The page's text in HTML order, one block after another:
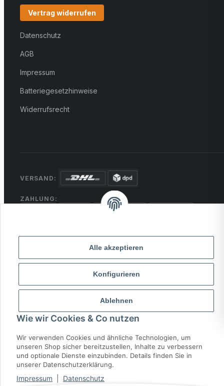
Alle akzeptieren
Konfigurieren
Ablehnen
Wie wir Cookies & Co nutzen
Wir verwenden Cookies und ähnliche Technologien, um
unseren Shop sicher bereitzustellen, Inhalte zu verbessern
und optionale Dienste einzubinden. Details finden Sie in
unserer Datenschutzerklärung.
Impressum Datenschutz
Vertrag widerrufen
Datenschutz
AGB
Impressum
Batteriegesetzhinweise
Widerrufsrecht
VERSAND:
ZAHLUNG:
MasterCard
* Alle Preise inkl. gesetzlicher USt., zzgl.
© 2026 MCTRADE24. Alle Rechte vorbehalten.
Powered byMD IT Solutions